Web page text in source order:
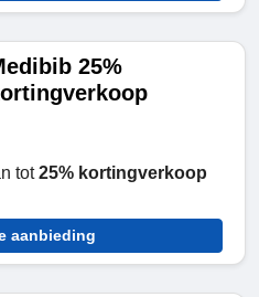
25%
tot25% kortingverkoop
aanbieding